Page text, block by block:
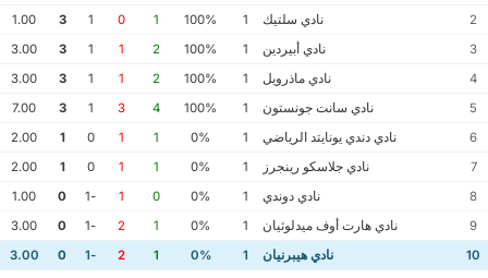
2
نادي سلتيك 1
100%
1
0
1
3
1.00
3
نادي أبيردين 1
100%
2
1
1
3
3.00
4
نادي ماذرويل 1
100%
2
1
1
3
3.00
5
نادي سانت جونستون 1
100%
4
3
1
3
7.00
6
نادي دندي يونايتد الرياضي 1
0%
1
1
0
1
2.00
7
نادي جلاسكو رينجرز 1
0%
1
1
0
1
2.00
8
نادي دوندي 1
0%
0
1
-1
0
1.00
9
نادي هارت أوف ميدلوثيان 1
0%
1
2
-1
0
3.00
10
نادي هيبرنيان 1
0%
1
2
-1
0
3.00